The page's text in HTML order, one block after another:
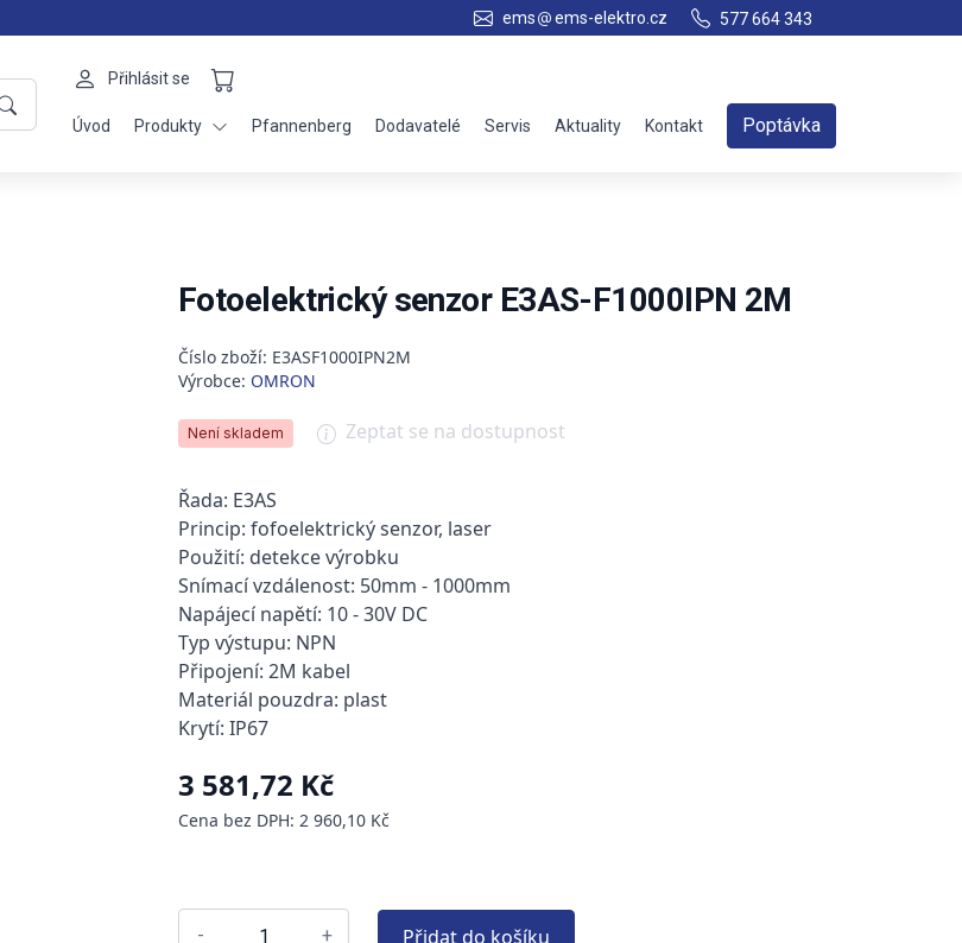
ems ems-elektro.cz 577 664 343
Přihlásit se
Úvod Produkty Pfannenberg Dodavatelé Servis Aktuality Kontakt Poptávka
Fotoelektrický senzor E3AS-F1000IPN 2M
Číslo zboží: E3ASF1000IPN2M
Výrobce: OMRON
Není skladem Zeptat se na dostupnost
Řada: E3AS
Princip: fofoelektrický senzor, laser
Použití: detekce výrobku
Snímací vzdálenost: 50mm - 1000mm
Napájecí napětí: 10 - 30V DC
Typ výstupu: NPN
Připojení: 2M kabel
Materiál pouzdra: plast
Krytí: IP67
3 581,72 Kč
Cena bez DPH: 2 960,10 Kč
- + Přidat do košíku